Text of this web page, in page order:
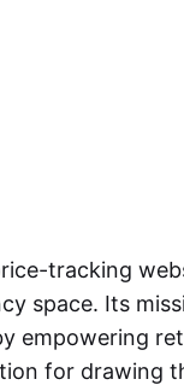
tracking
space. Its
empowering
for drawing